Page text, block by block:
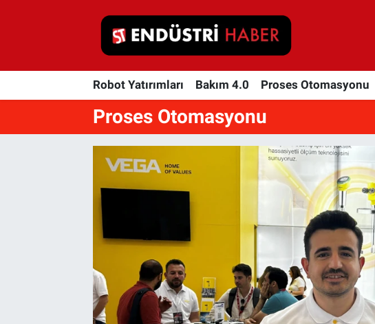
Robot Yatırımları Bakım 4.0 Proses Otomasyonu
Proses Otomasyonu
Robot Yatırımları
Proses Otomasyonu
Otomasyon
Depolama Çözümleri
İnşaat ve Malzeme
HaberOrtak